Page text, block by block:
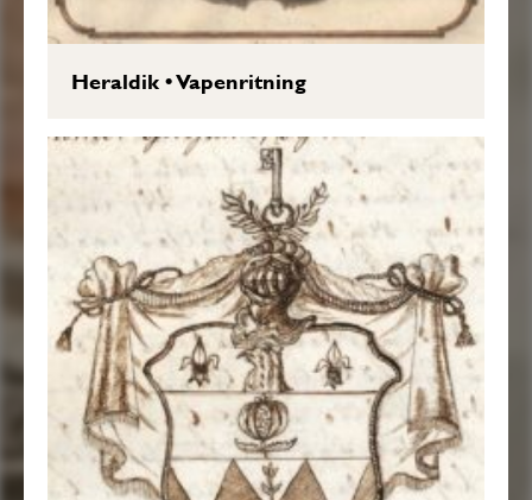
Heraldik•Vapenritning